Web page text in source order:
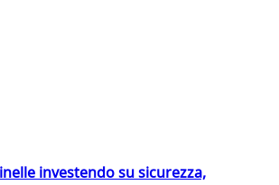
investendo su sicurezza,